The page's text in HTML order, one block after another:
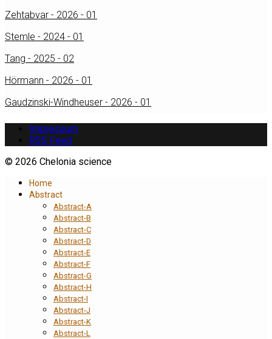
Zehtabvar - 2026 - 01
Stemle - 2024 - 01
Tang - 2025 - 02
Hörmann - 2026 - 01
Gaudzinski-Windheuser - 2026 - 01
Impressum
RSS Feed
© 2026 Chelonia science
Home
Abstract
Abstract-A
Abstract-B
Abstract-C
Abstract-D
Abstract-E
Abstract-F
Abstract-G
Abstract-H
Abstract-I
Abstract-J
Abstract-K
Abstract-L